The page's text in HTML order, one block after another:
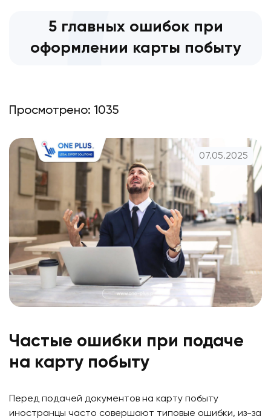
5 главных ошибок при
оформлении карты побыту
Просмотрено: 1035
07.05.2025
Частые ошибки при подаче
на карту побыту
Перед подачей документов на карту побыту
иностранцы часто совершают типовые ошибки, из-за